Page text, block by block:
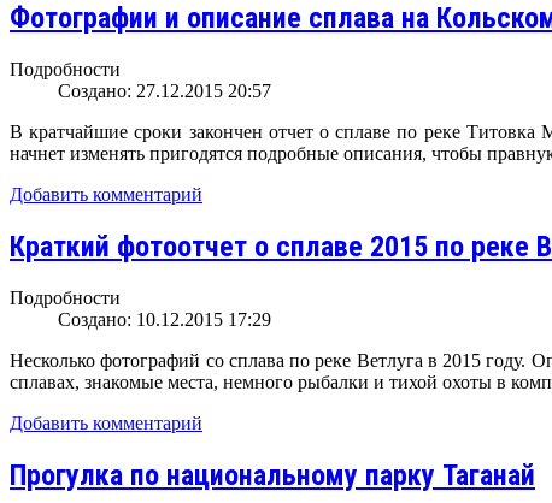
Фотографии и описание сплава на
Подробности
Создано: 27.12.2015 20:57
В кратчайшие сроки закончен отчет о сплаве по реке Титовка
начнет изменять пригодятся подробные описания, чтобы
Добавить комментарий
Краткий фотоотчет о сплаве 2015 по реке
Подробности
Создано: 10.12.2015 17:29
Несколько фотографий со сплава по реке Ветлуга в 2015 году.
сплавах, знакомые места, немного рыбалки и тихой охоты в
Добавить комментарий
Прогулка по национальному парку Таганай